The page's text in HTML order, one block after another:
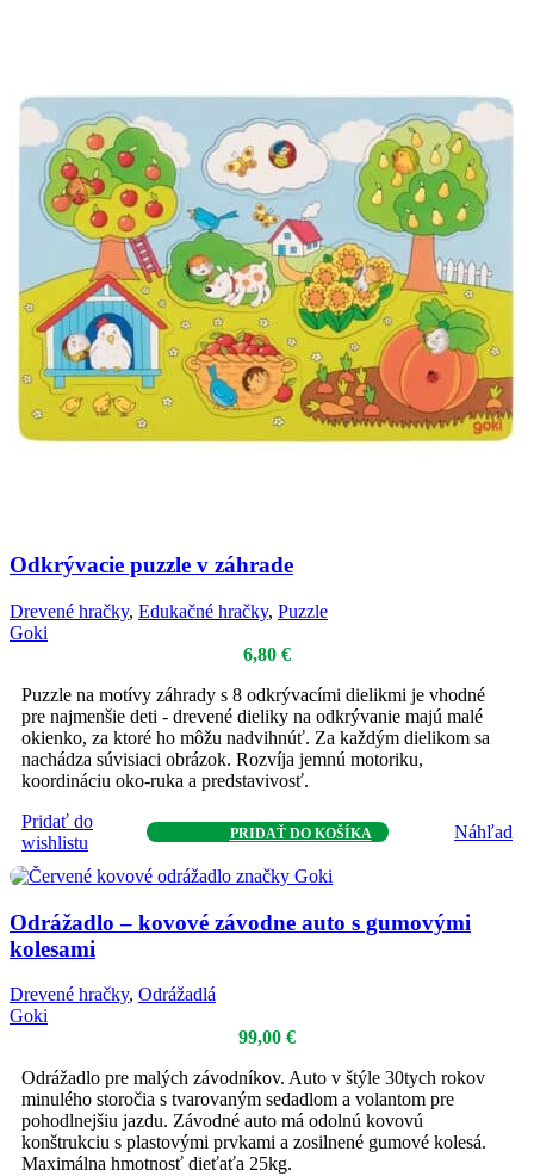
Odkrývacie puzzle v záhrade
Drevené hračky, Edukačné hračky, Puzzle
Goki
6,80 €
Puzzle na motívy záhrady s 8 odkrývacími dielikmi je vhodné
pre najmenšie deti - drevené dieliky na odkrývanie majú malé
okienko, za ktoré ho môžu nadvihnúť. Za každým dielikom sa
nachádza súvisiaci obrázok. Rozvíja jemnú motoriku,
koordináciu oko-ruka a predstavivosť.
Pridať do
wishlistu
PRIDAŤ DO KOŠÍKA Náhľad
Odrážadlo – kovové závodne auto s gumovými
kolesami
Drevené hračky, Odrážadlá
Goki
99,00 €
Odrážadlo pre malých závodníkov. Auto v štýle 30tych rokov
minulého storočia s tvarovaným sedadlom a volantom pre
pohodlnejšiu jazdu. Závodné auto má odolnú kovovú
konštrukciu s plastovými prvkami a zosilnené gumové kolesá.
Maximálna hmotnosť dieťaťa 25kg.